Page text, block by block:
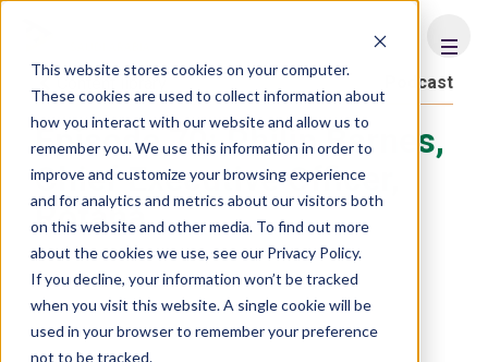
This website stores cookies on your computer.
These cookies are used to collect information about
how you interact with our website and allow us to
remember you. We use this information in order to
improve and customize your browsing experience
and for analytics and metrics about our visitors both
on this website and other media. To find out more
about the cookies we use, see our Privacy Policy.
If you decline, your information won’t be tracked
when you visit this website. A single cookie will be
used in your browser to remember your preference
not to be tracked.
Podcast
Episode 70: Philip Barnes,
Chief Executive Officer,
Rotana